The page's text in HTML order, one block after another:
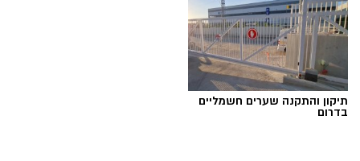
תיקון והתקנה שערים חשמליים
בדרום